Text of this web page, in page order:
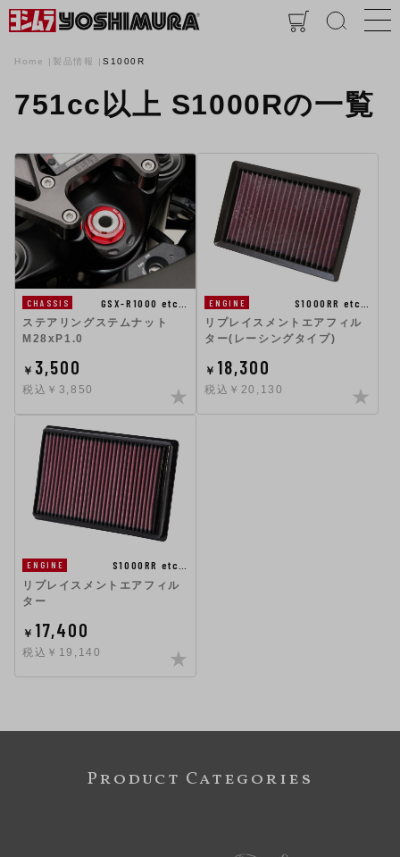
Home 製品情報 S1000R
751cc以上 S1000Rの一覧
CHASSIS
GSX-R1000 etc…
ステアリングステムナット
M28xP1.0
￥ 3,500
税込￥3,850
ENGINE
S1000RR etc…
リプレイスメントエアフィル
ター(レーシングタイプ)
￥ 18,300
税込￥20,130
ENGINE
S1000RR etc…
リプレイスメントエアフィル
ター
￥ 17,400
税込￥19,140
Product Categories